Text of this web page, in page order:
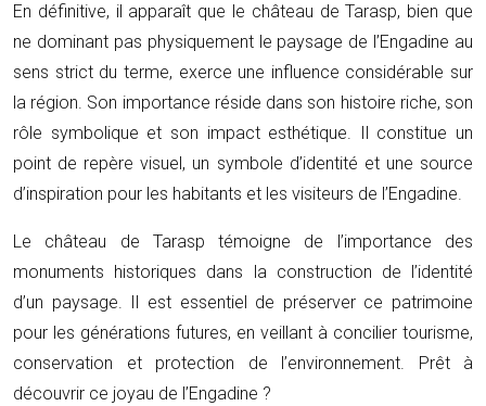
En définitive, il apparaît que le château de Tarasp, bien que
ne dominant pas physiquement le paysage de l’Engadine au
sens strict du terme, exerce une influence considérable sur
la région. Son importance réside dans son histoire riche, son
rôle symbolique et son impact esthétique. Il constitue un
point de repère visuel, un symbole d’identité et une source
d’inspiration pour les habitants et les visiteurs de l’Engadine.
Le château de Tarasp témoigne de l’importance des
monuments historiques dans la construction de l’identité
d’un paysage. Il est essentiel de préserver ce patrimoine
pour les générations futures, en veillant à concilier tourisme,
conservation et protection de l’environnement. Prêt à
découvrir ce joyau de l’Engadine ?